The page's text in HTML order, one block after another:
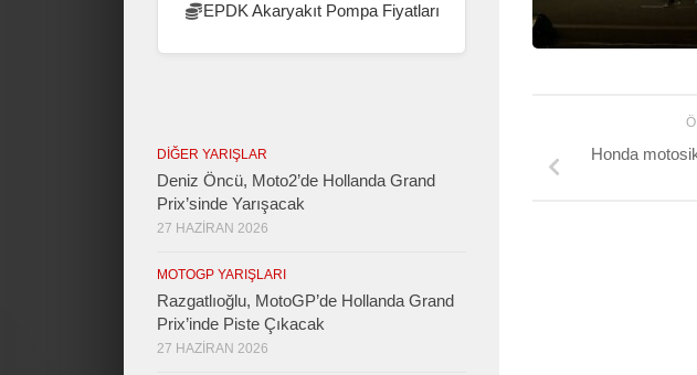
Honda
EPDK Akaryakıt Pompa Fiyatları
DIĞER YARIŞLAR
Deniz Öncü, Moto2’de Hollanda Grand
Prix’sinde Yarışacak
27 HAZIRAN 2026
MOTOGP YARIŞLARI
Razgatlıoğlu, MotoGP’de Hollanda Grand
Prix’inde Piste Çıkacak
27 HAZIRAN 2026